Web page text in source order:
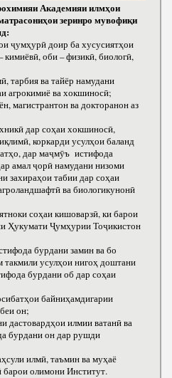
Академияи илмҳои
зеринро мувофиқи
ҷумҳурӣ доир ба хусусиятҳои
кимиёвӣ, оби – физикӣ, биологӣ,
тарбия ва тайёр намудани
агрокимиё ва хокшиносӣ;
магистрантон ва докторанон аз
дар соҳаи хокшиносӣ,
коркарди усулҳои баланд
дар маҷмӯъ истифода
амал ҷорӣ намудани низоми
захираҳои табии дар соҳаи
ва биологикунонӣ
соҳаи кишоварзӣ, ки барои
Ҳукумати Ҷумҳурии Тоҷикистон
бурдани замин ва бо
такмили усулҳои нигоҳ доштани
бурдани об дар соҳаи
байниҳамдигарии
он;
дастовардҳои илмии ватанӣ ва
бурдани он дар рушди
илмӣ, таъмин ва муҳаё
олимони Институт.